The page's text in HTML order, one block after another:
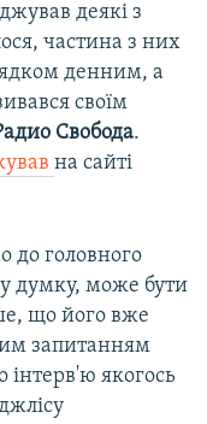
деякі з
частина з них
денним, а
своїм
Свобода.
на сайті
до головного
думку, може бути
що його вже
запитанням
інтерв'ю якогось